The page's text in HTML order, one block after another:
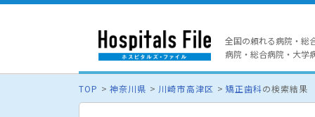
全国の頼れる病院・総
病院・総合病院・大学
TOP 神奈川県 川崎市高津区 矯正歯科の検索結果